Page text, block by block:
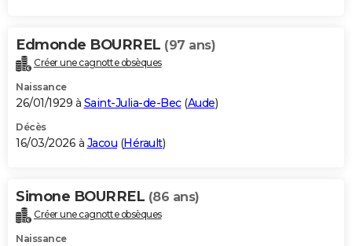
Edmonde BOURREL (97 ans)
Créer une cagnotte obsèques
Naissance
26/01/1929 à Saint-Julia-de-Bec(Aude)
Décès
16/03/2026 à Jacou (Hérault)
Simone BOURREL (86 ans)
Créer une cagnotte obsèques
Naissance